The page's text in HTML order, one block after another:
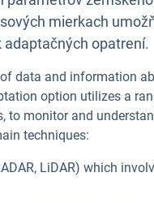
mierkach
opatrení.
data and information
option utilizes a
to monitor and
techniques:
LiDAR) which